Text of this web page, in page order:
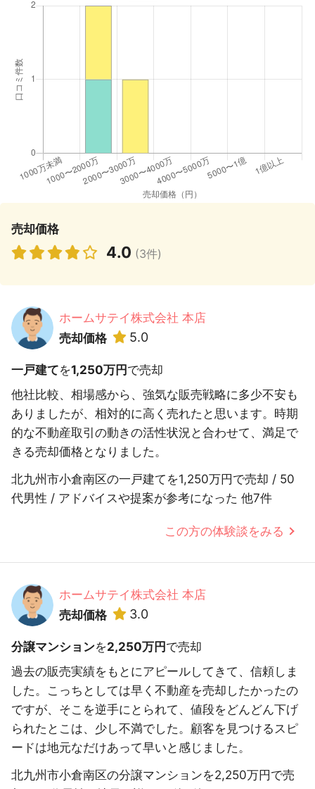
売却価格
4.0 (3件)
ホームサテイ株式会社 本店
売却価格
5.0
一戸建てを1,250万円で売却
他社比較、相場感から、強気な販売戦略に多少不安も
ありましたが、相対的に高く売れたと思います。時期
的な不動産取引の動きの活性状況と合わせて、満足で
きる売却価格となりました。
北九州市小倉南区の一戸建てを1,250万円で売却 / 50
代男性 / アドバイスや提案が参考になった 他7件
この方の体験談をみる
ホームサテイ株式会社 本店
売却価格
3.0
分譲マンションを2,250万円 で売却
過去の販売実績をもとにアピールしてきて、信頼しま
した。こっちとしては早く不動産を売却したかったの
ですが、そこを逆手にとられて、値段をどんどん下げ
られたとこは、少し不満でした。顧客を見つけるスピ
ードは地元なだけあって早いと感じました。
北九州市小倉南区の分譲マンションを2,250万円で売